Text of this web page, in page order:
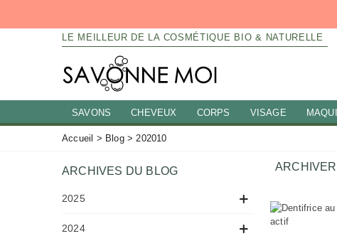
LE MEILLEUR DE LA COSMÉTIQUE BIO & NATURELLE
SAVONS CHEVEUX CORPS VISAGE
Accueil > Blog > 202010
ARCHIVES DU BLOG
2025
2024